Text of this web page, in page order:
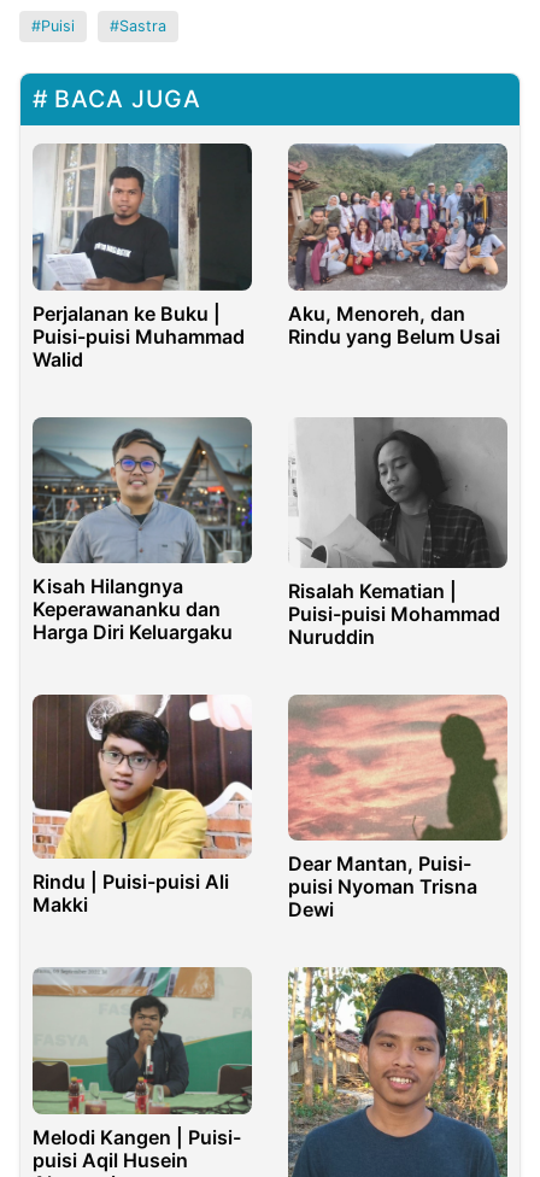
Puisi Sastra
BACA JUGA
Perjalanan ke Buku |
Puisi-puisi Muhammad
Walid
Aku, Menoreh, dan
Rindu yang Belum Usai
Kisah Hilangnya
Keperawananku dan
Harga Diri Keluargaku
Risalah Kematian |
Puisi-puisi Mohammad
Nuruddin
Rindu | Puisi-puisi Ali
Makki
Dear Mantan, Puisi-
puisi Nyoman Trisna
Dewi
Melodi Kangen | Puisi-
puisi Aqil Husein